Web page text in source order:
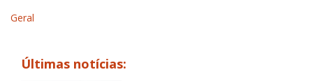
Geral
Últimas notícias: